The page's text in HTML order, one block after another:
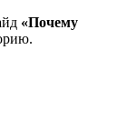
«Почему